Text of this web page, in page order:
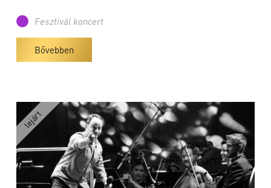
Fesztivál koncert
Bővebben